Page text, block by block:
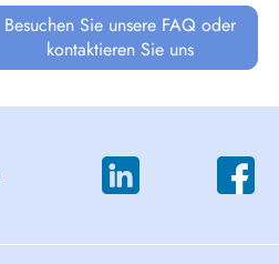
Besuchen Sie unsere FAQ oder
kontaktieren Sie uns